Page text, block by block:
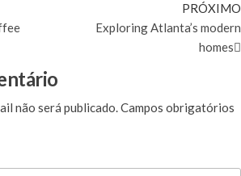
PRÓXIMO
Exploring Atlanta’s modern
homes
não será publicado.Campos obrigatórios